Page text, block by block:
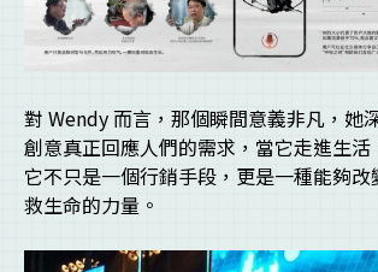
對 Wendy 而言，那個瞬間意義非凡，她
創意真正回應人們的需求，當它走進生活
它不只是一個行銷手段，更是一種能夠
救生命的力量。